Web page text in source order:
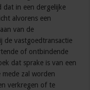
dat in een dergelijke
alvorens een
van de
de vastgoedtransactie
of ontbindende
dat sprake is van een
zal worden
verkregen of te